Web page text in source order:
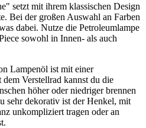
setzt mit ihrem klassischen Design
Bei der großen Auswahl an Farben
dabei. Nutze die Petroleumlampe
sowohl in Innen- als auch
Lampenöl ist mit einer
Verstellrad kannst du die
höher oder niedriger brennen
sehr dekorativ ist der Henkel, mit
unkompliziert tragen oder an